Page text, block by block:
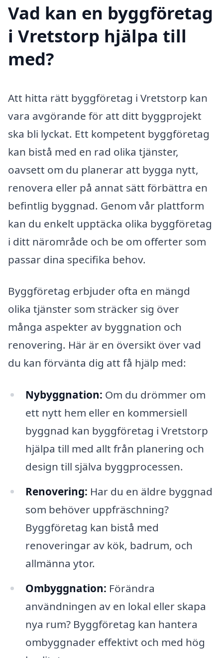
Vad kan en byggföretag
i Vretstorp hjälpa till
med?
Att hitta rätt byggföretag i Vretstorp kan
vara avgörande för att ditt byggprojekt
ska bli lyckat. Ett kompetent byggföretag
kan bistå med en rad olika tjänster,
oavsett om du planerar att bygga nytt,
renovera eller på annat sätt förbättra en
befintlig byggnad. Genom vår plattform
kan du enkelt upptäcka olika byggföretag
i ditt närområde och be om offerter som
passar dina specifika behov.
Byggföretag erbjuder ofta en mängd
olika tjänster som sträcker sig över
många aspekter av byggnation och
renovering. Här är en översikt över vad
du kan förvänta dig att få hjälp med:
Nybyggnation: Om du drömmer om
ett nytt hem eller en kommersiell
byggnad kan byggföretag i Vretstorp
hjälpa till med allt från planering och
design till själva byggprocessen.
Renovering: Har du en äldre byggnad
som behöver uppfräschning?
Byggföretag kan bistå med
renoveringar av kök, badrum, och
allmänna ytor.
Ombyggnation: Förändra
användningen av en lokal eller skapa
nya rum? Byggföretag kan hantera
ombyggnader effektivt och med hög